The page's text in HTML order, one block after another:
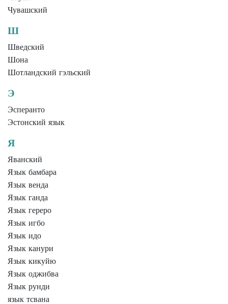
Чувашский
Ш
Шведский
Шона
Шотландский гэльский
Э
Эсперанто
Эстонский язык
Я
Яванский
Язык бамбара
Язык венда
Язык ганда
Язык гереро
Язык игбо
Язык идо
Язык канури
Язык кикуйю
Язык оджибва
Язык рунди
язык тсвана